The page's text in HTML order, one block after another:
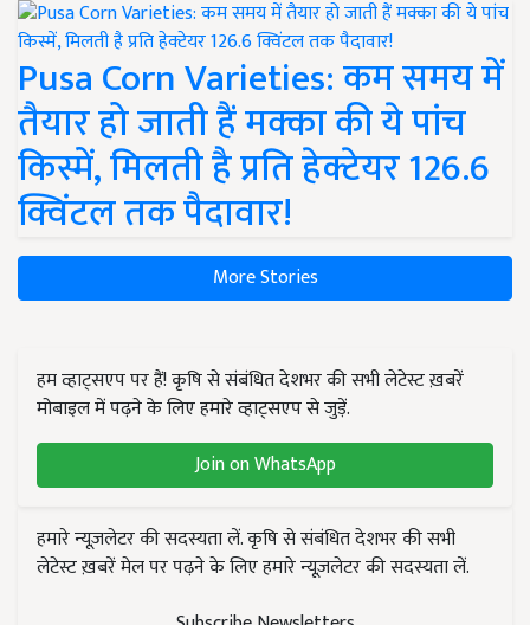
Pusa Corn Varieties: कम समय में
तैयार हो जाती हैं मक्का की ये पांच
किस्में, मिलती है प्रति हेक्टेयर 126.6
क्विंटल तक पैदावार!
More Stories
हम व्हाट्सएप पर हैं! कृषि से संबंधित देशभर की सभी लेटेस्ट ख़बरें
मोबाइल में पढ़ने के लिए हमारे व्हाट्सएप से जुड़ें.
Join on WhatsApp
हमारे न्यूज़लेटर की सदस्यता लें. कृषि से संबंधित देशभर की सभी
लेटेस्ट ख़बरें मेल पर पढ़ने के लिए हमारे न्यूज़लेटर की सदस्यता लें.